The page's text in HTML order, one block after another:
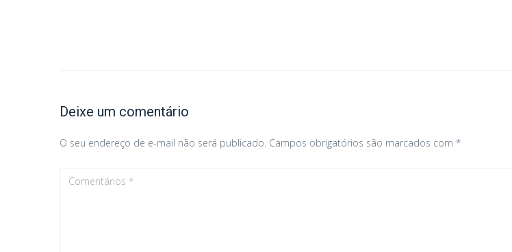
Deixe um comentário
O seu endereço de e-mail não será publicado. Campos obrigatórios são marcados com *